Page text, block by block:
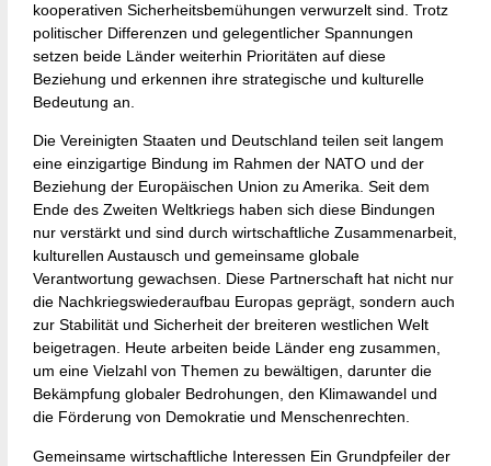
kooperativen Sicherheitsbemühungen verwurzelt sind. Trotz
politischer Differenzen und gelegentlicher Spannungen
setzen beide Länder weiterhin Prioritäten auf diese
Beziehung und erkennen ihre strategische und kulturelle
Bedeutung an.
Die Vereinigten Staaten und Deutschland teilen seit langem
eine einzigartige Bindung im Rahmen der NATO und der
Beziehung der Europäischen Union zu Amerika. Seit dem
Ende des Zweiten Weltkriegs haben sich diese Bindungen
nur verstärkt und sind durch wirtschaftliche Zusammenarbeit,
kulturellen Austausch und gemeinsame globale
Verantwortung gewachsen. Diese Partnerschaft hat nicht nur
die Nachkriegswiederaufbau Europas geprägt, sondern auch
zur Stabilität und Sicherheit der breiteren westlichen Welt
beigetragen. Heute arbeiten beide Länder eng zusammen,
um eine Vielzahl von Themen zu bewältigen, darunter die
Bekämpfung globaler Bedrohungen, den Klimawandel und
die Förderung von Demokratie und Menschenrechten.
Gemeinsame wirtschaftliche Interessen Ein Grundpfeiler der